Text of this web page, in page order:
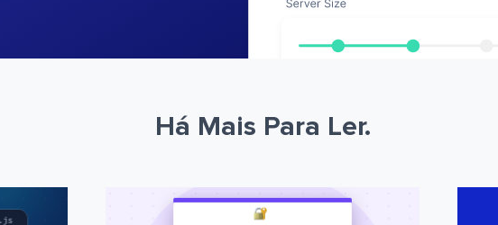
Há Mais Para Ler.